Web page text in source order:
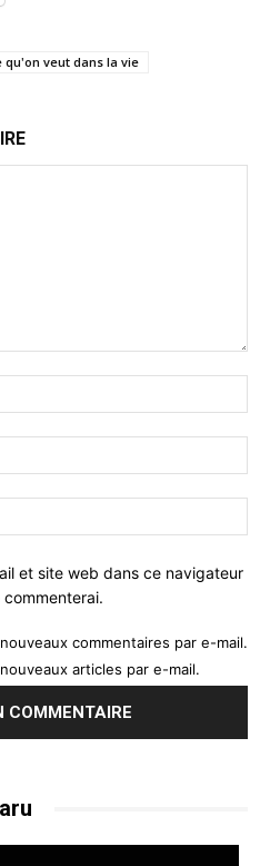
qu'on veut dans la vie
et site web dans ce navigateur
commentaires par e-mail.
articles par e-mail.